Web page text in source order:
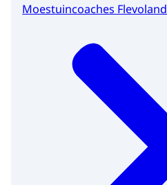
Moestuincoaches Flevoland